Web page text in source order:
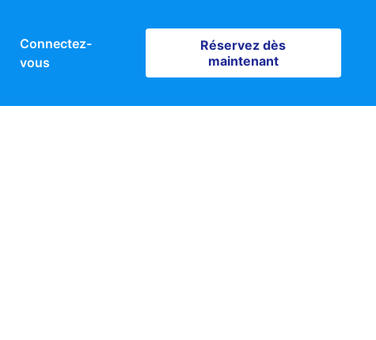
Connectez-
vous
Réservez dès
maintenant
Réservez dès maintenant